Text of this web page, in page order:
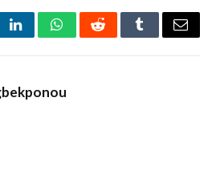
LinkedInWhatsAppRedditTumblrEmail